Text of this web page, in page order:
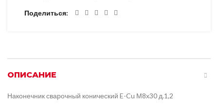
Поделиться
ОПИСАНИЕ
Наконечник сварочный конический E-Cu М8х30 д.1,2